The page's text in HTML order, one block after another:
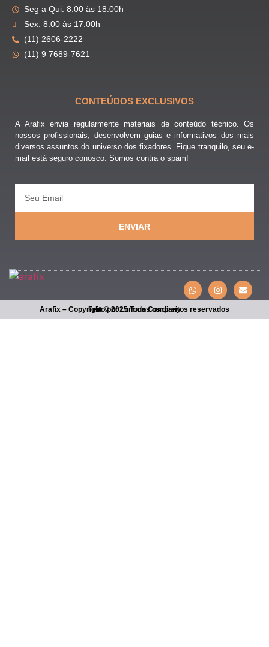
Seg a Qui: 8:00 às 18:00h
Sex: 8:00 às 17:00h
(11) 2606-2222
(11) 9 7689-7621
CONTEÚDOS EXCLUSIVOS
A Arafix envia regularmente materiais de conteúdo técnico. Os
nossos profissionais, desenvolvem guias e informativos dos mais
diversos assuntos do universo dos fixadores. Fique tranquilo, seu e-
mail está seguro conosco. Somos contra o spam!
ENVIAR
Arafix – Copyright © 2025 Todos os direitos reservados
Feito por Lumma Company